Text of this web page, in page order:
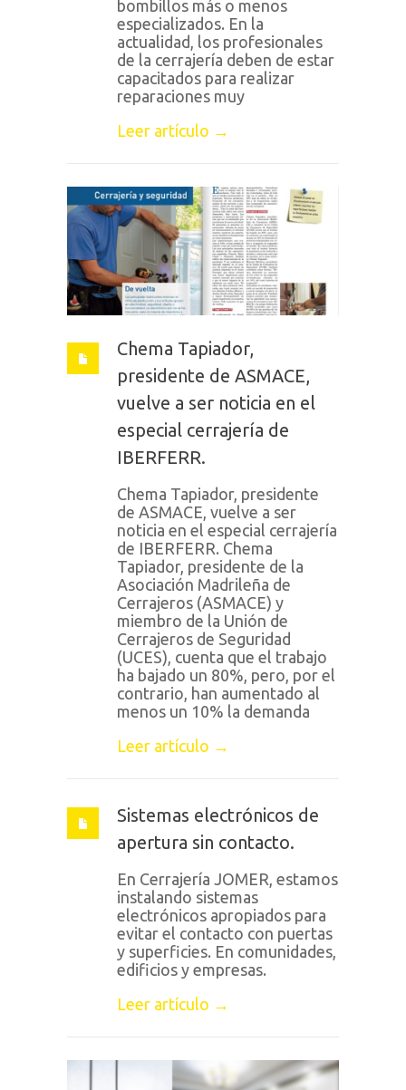
bombillos más o menos
especializados. En la
actualidad, los profesionales
de la cerrajería deben de estar
capacitados para realizar
reparaciones muy
Leer artículo →
Chema Tapiador,
presidente de ASMACE,
vuelve a ser noticia en el
especial cerrajería de
IBERFERR.
Chema Tapiador, presidente
de ASMACE, vuelve a ser
noticia en el especial cerrajería
de IBERFERR. Chema
Tapiador, presidente de la
Asociación Madrileña de
Cerrajeros (ASMACE) y
miembro de la Unión de
Cerrajeros de Seguridad
(UCES), cuenta que el trabajo
ha bajado un 80%, pero, por el
contrario, han aumentado al
menos un 10% la demanda
Leer artículo →
Sistemas electrónicos de
apertura sin contacto.
En Cerrajería JOMER, estamos
instalando sistemas
electrónicos apropiados para
evitar el contacto con puertas
y superficies. En comunidades,
edificios y empresas.
Leer artículo →